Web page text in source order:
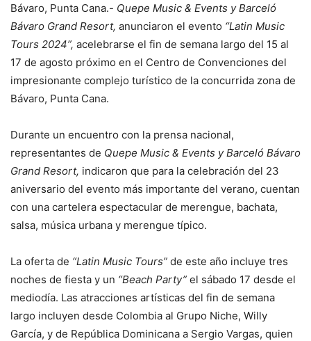
Bávaro, Punta Cana.- Quepe Music & Events y Barceló
Bávaro Grand Resort, anunciaron el evento “Latin Music
Tours 2024”, acelebrarse el fin de semana largo del 15 al
17 de agosto próximo en el Centro de Convenciones del
impresionante complejo turístico de la concurrida zona de
Bávaro, Punta Cana.
Durante un encuentro con la prensa nacional,
representantes de Quepe Music & Events y Barceló Bávaro
Grand Resort, indicaron que para la celebración del 23
aniversario del evento más importante del verano, cuentan
con una cartelera espectacular de merengue, bachata,
salsa, música urbana y merengue típico.
La oferta de “Latin Music Tours” de este año incluye tres
noches de fiesta y un “Beach Party” el sábado 17 desde el
mediodía. Las atracciones artísticas del fin de semana
largo incluyen desde Colombia al Grupo Niche, Willy
García, y de República Dominicana a Sergio Vargas, quien